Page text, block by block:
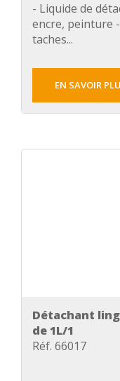
- Liquide de
encre, peinture
taches...
EN SAVOIR
Détachant
de 1L/1
Réf. 66017